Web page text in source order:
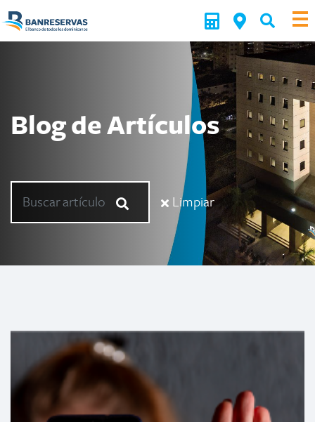
Blog de Artículos
Limpiar